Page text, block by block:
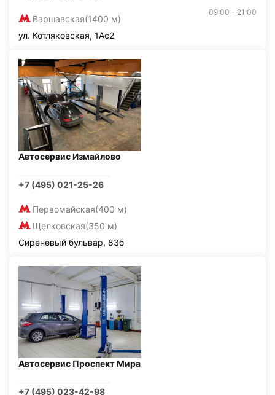
Варшавская(1400 м)
09:00 - 21:00
ул. Котляковская, 1Ас2
Автосервис Измайлово
+7 (495) 021-25-26
Первомайская(400 м)
Щелковская(350 м)
Сиреневый бульвар, 83б
Автосервис Проспект Мира
+7 (495) 023-42-98